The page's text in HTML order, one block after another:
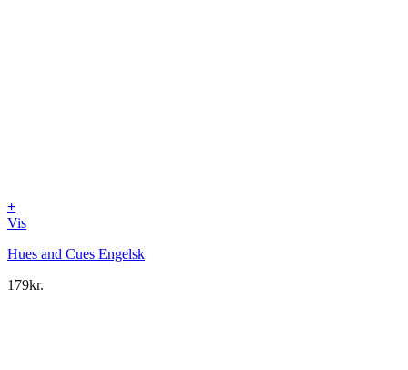
+
Vis
Hues and Cues Engelsk
179kr.